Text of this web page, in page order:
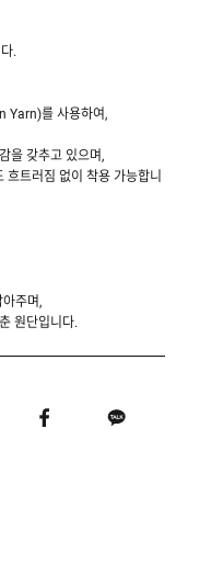
.
Yarn)를 사용하여,
을 갖추고 있으며,
흐트러짐 없이 착용 가능합니
주며,
원단입니다.